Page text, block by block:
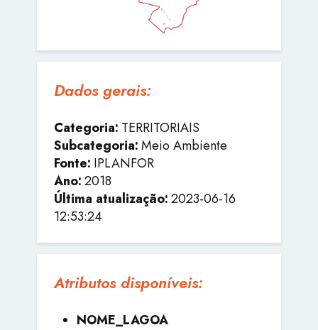
Dados gerais:
Categoria: TERRITORIAIS
Subcategoria:Meio Ambiente
Fonte: IPLANFOR
Ano:2018
Última atualização:2023-06-16
12:53:24
Atributos disponíveis:
NOME_LAGOA